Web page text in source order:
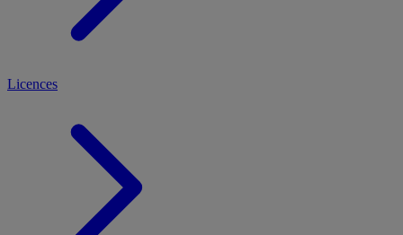
Licences